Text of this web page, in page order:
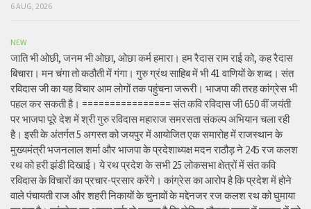
6 AUG, 2026
NEW
जाति भी ओछी, जनम भी ओछा, ओछा कर्म हमारा। हम रैदास राम राई को, कह रैदास
बिचारा। मन चंगा तो कठौती में गंगा। गुरु ग्रंथ साहिब में भी 41 वाणियों के शब्द। संत
रविदास जी का यह विचार आम लोगों तक पहुंचना जरूरी। भाजपा की तरह कांग्रेस भी
पहल कर सकती है। ================ संत कवि रविदास जी 650 वीं जयंती
पर भाजपा पूरे देश में श्री गुरु रविदास महाराज समरसता संकल्प अभियान चला रही
है। इसी के अंतर्गत 5 अगस्त को जयपुर में आयोजित एक समारोह में राजस्थान के
मुख्यमंत्री भजनलाल शर्मा और भाजपा के प्रदेशाध्यक्ष मदन राठौड़ ने 245 रज कलश
रथ को हरी झंडी दिखाई। ये रथ प्रदेश के सभी 25 लोकसभा क्षेत्रों में संत कवि
रविदास के विचारों का प्रचार-प्रसार करेंगे। कांग्रेस का आरोप है कि प्रदेश में होने
वाले पंचायती राज और शहरी निकायों के चुनावों के मद्देनजर रज कलश रथ को घुमाया